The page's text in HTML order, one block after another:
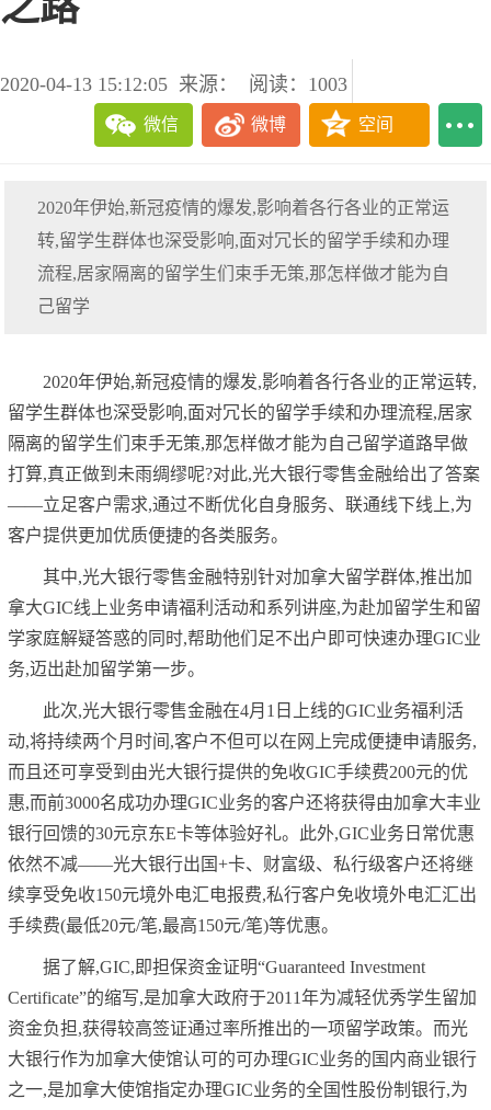
2020-04-13 15:12:05 来源： 阅读：1003
微信 微博 空间
2020年伊始,新冠疫情的爆发,影响着各行各业的正常运
转,留学生群体也深受影响,面对冗长的留学手续和办理
流程,居家隔离的留学生们束手无策,那怎样做才能为自
己留学
2020年伊始,新冠疫情的爆发,影响着各行各业的正常运转,
留学生群体也深受影响,面对冗长的留学手续和办理流程,居家
隔离的留学生们束手无策,那怎样做才能为自己留学道路早做
打算,真正做到未雨绸缪呢?对此,光大银行零售金融给出了答案
——立足客户需求,通过不断优化自身服务、联通线下线上,为
客户提供更加优质便捷的各类服务。
其中,光大银行零售金融特别针对加拿大留学群体,推出加
拿大GIC线上业务申请福利活动和系列讲座,为赴加留学生和留
学家庭解疑答惑的同时,帮助他们足不出户即可快速办理GIC业
务,迈出赴加留学第一步。
此次,光大银行零售金融在4月1日上线的GIC业务福利活
动,将持续两个月时间,客户不但可以在网上完成便捷申请服务,
而且还可享受到由光大银行提供的免收GIC手续费200元的优
惠,而前3000名成功办理GIC业务的客户还将获得由加拿大丰业
银行回馈的30元京东E卡等体验好礼。此外,GIC业务日常优惠
依然不减——光大银行出国+卡、财富级、私行级客户还将继
续享受免收150元境外电汇电报费,私行客户免收境外电汇汇出
手续费(最低20元/笔,最高150元/笔)等优惠。
据了解,GIC,即担保资金证明“Guaranteed Investment
Certificate”的缩写,是加拿大政府于2011年为减轻优秀学生留加
资金负担,获得较高签证通过率所推出的一项留学政策。而光
大银行作为加拿大使馆认可的可办理GIC业务的国内商业银行
之一,是加拿大使馆指定办理GIC业务的全国性股份制银行,为